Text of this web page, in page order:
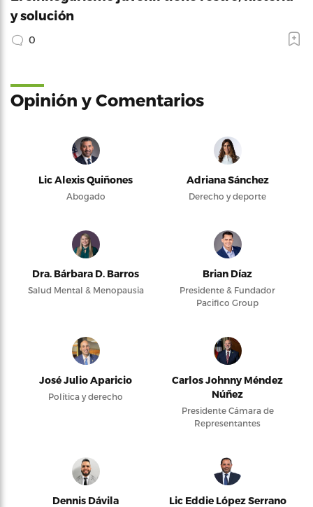
y solución
0
Opinión y Comentarios
Lic Alexis Quiñones
Abogado
Adriana Sánchez
Derecho y deporte
Dra. Bárbara D. Barros
Salud Mental & Menopausia
Brian Díaz
Presidente & Fundador
Pacifico Group
José Julio Aparicio
Política y derecho
Carlos Johnny Méndez
Núñez
Presidente Cámara de
Representantes
Dennis Dávila Lic Eddie López Serrano